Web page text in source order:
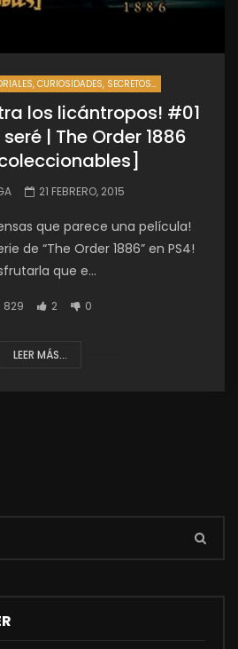
CURIOSIDADES, SECRETOS...
los licántropos! #01
| The Order 1886
21 FEBRERO, 2015
que parece una película!
de “The Order 1886” en PS4!
que e...
829 2 0
LEER MÁS...